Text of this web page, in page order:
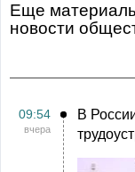
Еще
Новости
09:54
вчера
В